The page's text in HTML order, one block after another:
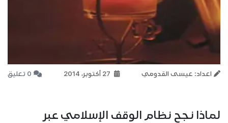
اعداد: عيسى القدومي 0 تعليق
لماذا نجح نظام الوقف الإسلامي عبر